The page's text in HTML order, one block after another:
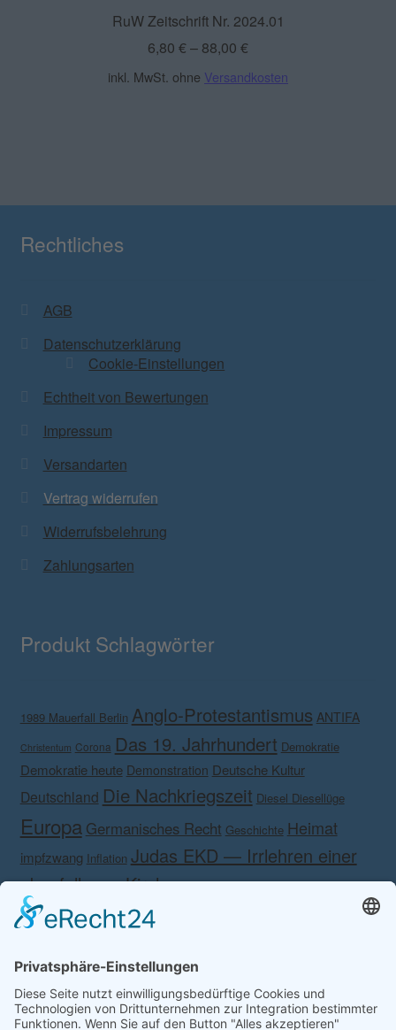
RuW Zeitschrift Nr. 2024.01
6,80 €– 88,00 €
inkl. MwSt. ohne Versandkosten
Rechtliches
AGB
Datenschutzerklärung
Cookie-Einstellungen
Echtheit von Bewertungen
Impressum
Versandarten
Vertrag widerrufen
Widerrufsbelehrung
Zahlungsarten
Produkt Schlagwörter
1989 Mauerfall Berlin Anglo-Protestantismus ANTIFA
Christentum Corona Das 19. Jahrhundert Demokratie
Demokratie heute Demonstration Deutsche Kultur
Deutschland Die Nachkriegszeit Diesel Diesellüge
Europa Germanisches Recht Geschichte Heimat
impfzwang Inflation Judas EKD — Irrlehren einer
abgefallenen Kirche.
Schönheit 2020 Kampf gegen das eigene Volk!
MedienMeinolf Schönborn
DankePatriotismusPhilosophische
Fremdeinflüsse Polizeistaat rabbinischer Lehre Recht